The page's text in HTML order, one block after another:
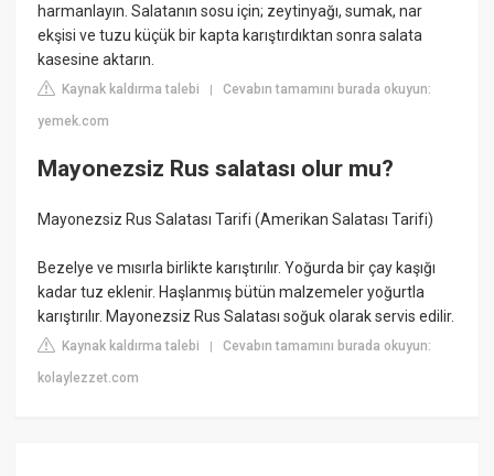
harmanlayın. Salatanın sosu için; zeytinyağı, sumak, nar
ekşisi ve tuzu küçük bir kapta karıştırdıktan sonra salata
kasesine aktarın.
Kaynak kaldırma talebi |Cevabın tamamını burada okuyun:
yemek.com
Mayonezsiz Rus salatası olur mu?
Mayonezsiz Rus Salatası Tarifi (Amerikan Salatası Tarifi)
Bezelye ve mısırla birlikte karıştırılır. Yoğurda bir çay kaşığı
kadar tuz eklenir. Haşlanmış bütün malzemeler yoğurtla
karıştırılır. Mayonezsiz Rus Salatası soğuk olarak servis edilir.
Kaynak kaldırma talebi |Cevabın tamamını burada okuyun:
kolaylezzet.com